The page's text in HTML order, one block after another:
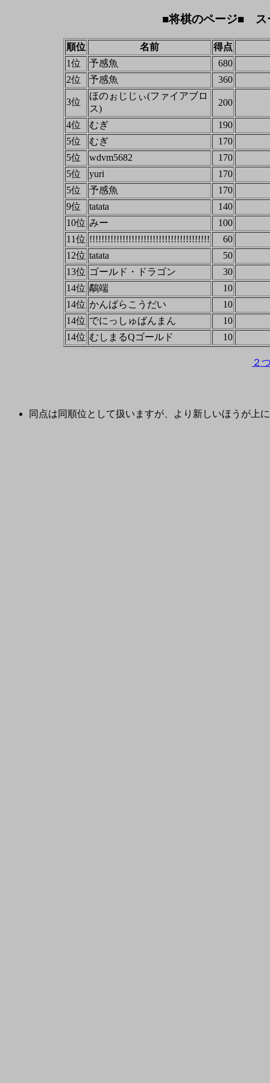
■将棋のページ■ ス
順位 名前
得点
1位
予感魚
680
2位
予感魚 360
3位
ほのぉじじぃ(ファイアブロ
ス)
200
4位 むぎ
190
5位
むぎ
170
5位
wdvm5682
170
5位
yuri
170
5位
予感魚
170
9位
tatata
140
10位 みー
100
11位 !!!!!!!!!!!!!!!!!!!!!!!!!!!!!!!!!!!!!!!!
60
12位 tatata
50
13位 ゴールド・ドラゴン
30
14位 鷸端
10
14位 かんばらこうだい
10
14位 でにっしゅぱんまん
10
14位 むしまるQゴールド 10
２
同点は同順位として扱いますが、より新しいほうが上